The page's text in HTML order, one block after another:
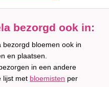
bezorgd ook in:
bezorgd bloemen ook in
en plaatsen.
in een andere
lijst met bloemisten per